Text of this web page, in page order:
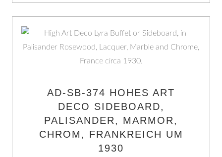
AD-SB-374 HOHES ART
DECO SIDEBOARD,
PALISANDER, MARMOR,
CHROM, FRANKREICH UM
1930